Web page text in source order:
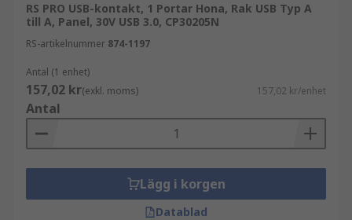
RS PRO USB-kontakt, 1 Portar Hona, Rak USB Typ A
till A, Panel, 30V USB 3.0, CP30205N
RS-artikelnummer 874-1197
Antal (1 enhet)
157,02 kr(exkl. moms) 157,02 kr/enhet
Antal
Lägg i korgen
Datablad